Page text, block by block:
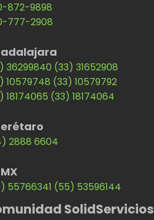
872-9898
777-2908
36299840 (33) 31652908
10579748 (33) 10579792
18174065 (33) 18174064
2888 6604
55766341 (55) 53596144
SolidServicios